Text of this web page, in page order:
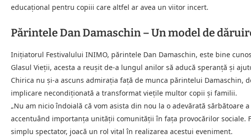
educațional pentru copiii care altfel ar avea un viitor incert.
Părintele Dan Damaschin – Un model de
Inițiatorul Festivalului INIMO, părintele Dan Damaschin, este bine
Glasul Vieții, acesta a reușit de-a lungul anilor să aducă speranță și
Chirica nu și-a ascuns admirația față de munca părintelui Damaschin,
implicare necondiționată a transformat viețile multor copii și familii.
„Nu am nicio îndoială că vom asista din nou la o adevărată
accentuând importanța unității comunității în fața provocărilor sociale.
simplu spectator, joacă un rol vital în realizarea acestui eveniment.